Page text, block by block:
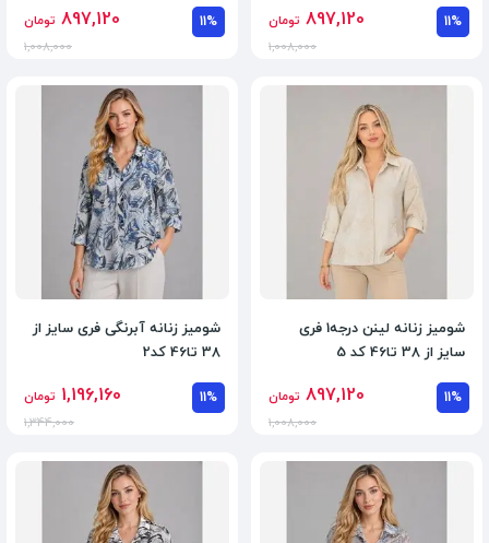
11%
897,120 تومان
1,008,000
11%
897,120 تومان
1,008,000
شومیز زنانه لینن درجه1 فری
سایز از 38 تا46 کد 5
11%
897,120 تومان
1,008,000
شومیز زنانه آبرنگی فری سایز از
38 تا46 کد2
11%
1,196,160 تومان
1,344,000